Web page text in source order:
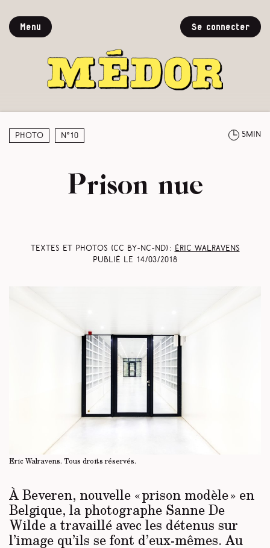
Menu Se connecter
Photo N°10 5min
Prison nue
Textes et photos (CC BY-NC-ND) :
Éric Walravens
Publié le 14/03/2018
Eric Walravens. Tous droits réservés.
À Beveren, nouvelle « prison modèle » en
Belgique, la photographe Sanne De
Wilde a travaillé avec les détenus sur
l’image qu’ils se font d’eux-mêmes. Au